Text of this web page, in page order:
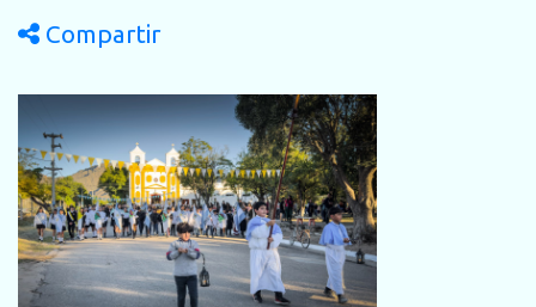
Compartir